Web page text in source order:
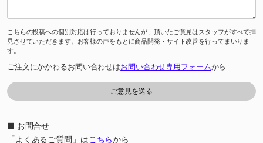
こちらの投稿への個別対応は行っておりませんが、頂いたご意見はスタッフがすべて拝
見させていただきます。お客様の声をもとに商品開発・サイト改善を行ってまいりま
す。
ご注文にかかわるお問い合わせはお問い合わせ専用フォームから
■ お問合せ
「よくあるご質問」はこちらから